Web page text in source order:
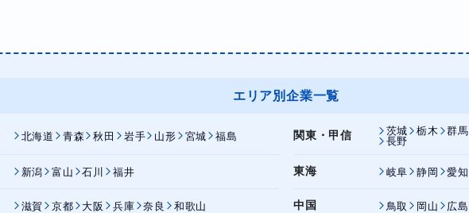
エリア別企業一覧
北海道 青森 秋田 岩手 山形 宮城 福島 関東・甲信 茨城 栃木 群馬
長野
新潟 富山 石川 福井 東海 岐阜 静岡 愛知
滋賀 京都 大阪 兵庫 奈良 和歌山 中国 鳥取 岡山 広島